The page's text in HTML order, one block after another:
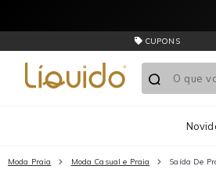
CUPONS
Moda Praia Moda Casual e Praia Saída De